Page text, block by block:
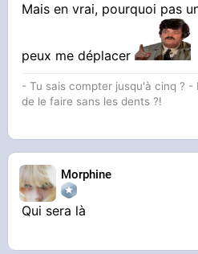
Mais en vrai, pourquoi pas
peux me déplacer
- Tu sais compter jusqu'à cinq ? -
de le faire sans les dents ?!
Morphine
Qui sera là